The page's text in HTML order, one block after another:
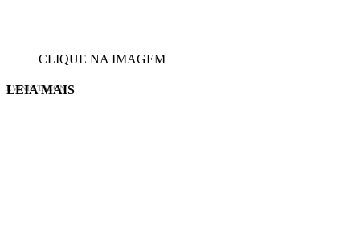
CLIQUE NA IMAGEM
EVINIS TALON
LEIA MAIS